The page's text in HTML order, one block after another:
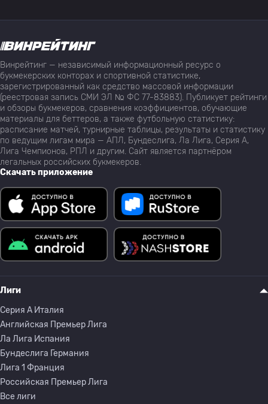
Винрейтинг — независимый информационный ресурс о
букмекерских конторах и спортивной статистике,
зарегистрированный как средство массовой информации
(реестровая запись СМИ ЭЛ № ФС 77-83883). Публикует рейтинги
и обзоры букмекеров, сравнения коэффициентов, обучающие
материалы для беттеров, а также футбольную статистику:
расписание матчей, турнирные таблицы, результаты и статистику
по ведущим лигам мира — АПЛ, Бундеслига, Ла Лига, Серия А,
Лига Чемпионов, РПЛ и другим. Сайт является партнёром
легальных российских букмекеров.
Скачать приложение
Лиги
Серия A Италия
Английская Премьер Лига
Ла Лига Испания
Бундеслига Германия
Лига 1 Франция
Российская Премьер Лига
Все лиги